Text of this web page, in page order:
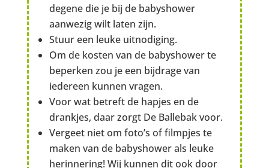
degene die je bij de babyshower
aanwezig wilt laten zijn.
Stuur een leuke uitnodiging.
Om de kosten van de babyshower te
beperken zou je een bijdrage van
iedereen kunnen vragen.
Voor wat betreft de hapjes en de
drankjes, daar zorgt De Ballebak voor.
Vergeet niet om foto’s of filmpjes te
maken van de babyshower als leuke
herinnering! Wij kunnen dit ook door